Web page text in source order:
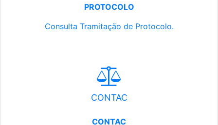
PROTOCOLO
Consulta Tramitação de Protocolo.
CONTAC
CONTAC